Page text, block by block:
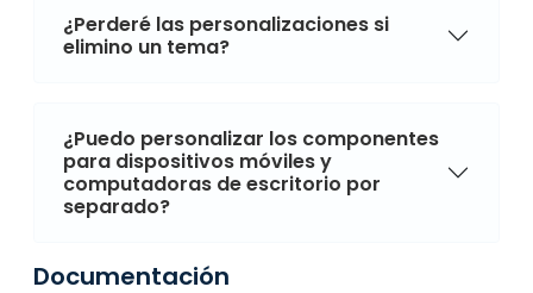
¿Perderé las personalizaciones si
elimino un tema?
¿Puedo personalizar los componentes
para dispositivos móviles y
computadoras de escritorio por
separado?
Documentación